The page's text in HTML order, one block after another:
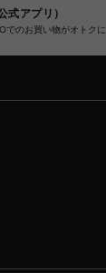
式アプリ）
でのお買い物がオトクに